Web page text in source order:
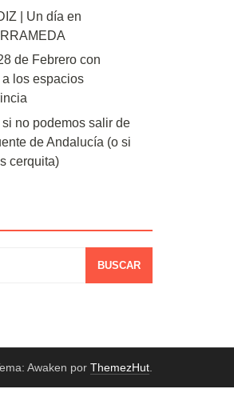
| Un día en
de Febrero con
los espacios
no podemos salir de
de Andalucía (o si
cerquita)
Awaken por ThemezHut